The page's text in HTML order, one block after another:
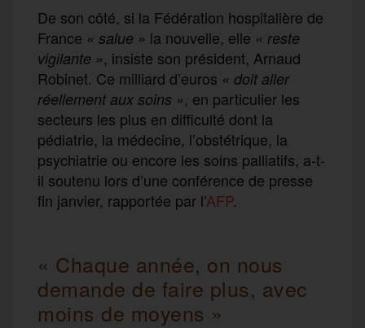
De son côté, si la Fédération hospitalière de
France « salue » la nouvelle, elle « reste
vigilante », insiste son président, Arnaud
Robinet. Ce milliard d’euros « doit aller
réellement aux soins », en particulier les
secteurs les plus en difficulté dont la
pédiatrie, la médecine, l’obstétrique, la
psychiatrie ou encore les soins palliatifs, a-t-
il soutenu lors d’une conférence de presse
fin janvier, rapportée par l’AFP.
« Chaque année, on nous
demande de faire plus, avec
moins de moyens »